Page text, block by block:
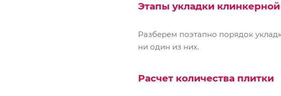
Этапы укладки
Разберем поэтапно порядок
ни один из них.
Расчет количества плитки